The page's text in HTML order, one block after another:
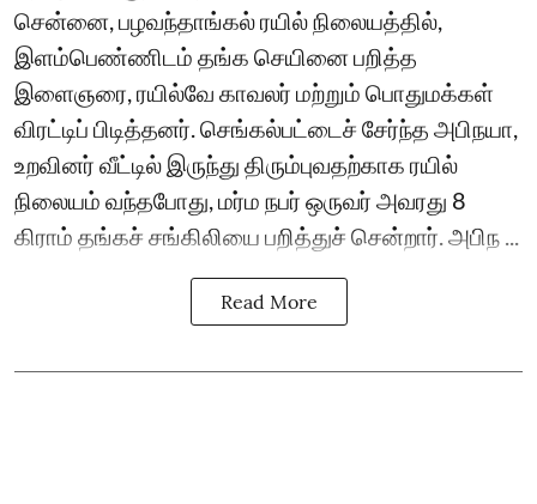
சென்னை, பழவந்தாங்கல் ரயில் நிலையத்தில்,
இளம்பெண்ணிடம் தங்க செயினை பறித்த
இளைஞரை, ரயில்வே காவலர் மற்றும் பொதுமக்கள்
விரட்டிப் பிடித்தனர். செங்கல்பட்டைச் சேர்ந்த அபிநயா,
உறவினர் வீட்டில் இருந்து திரும்புவதற்காக ரயில்
நிலையம் வந்தபோது, மர்ம நபர் ஒருவர் அவரது 8
கிராம் தங்கச் சங்கிலியை பறித்துச் சென்றார். அபிந ...
Read More